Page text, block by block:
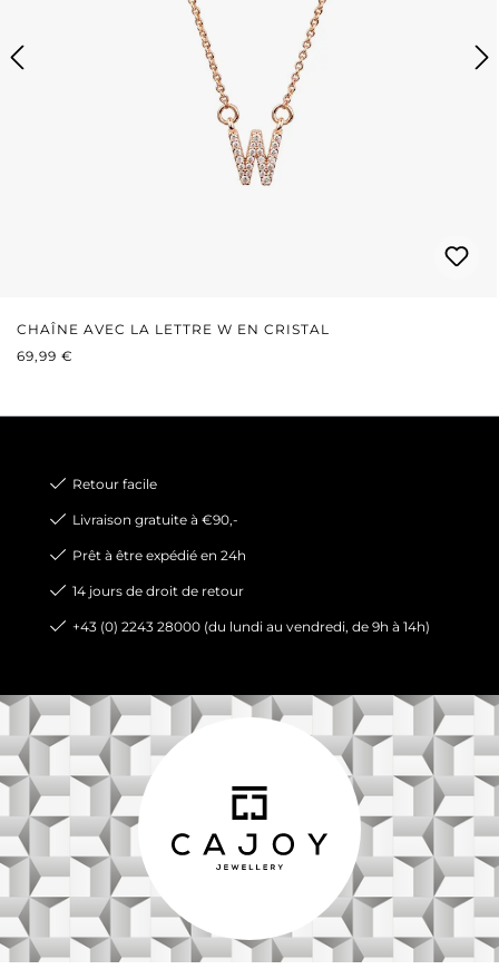
CHAÎNE AVEC LA LETTRE W EN CRISTAL
PRIX RÉGULIER :
69,99 €
Retour facile
Livraison gratuite à €90,-
Prêt à être expédié en 24h
14 jours de droit de retour
+43 (0) 2243 28000 (du lundi au vendredi, de 9h à 14h)